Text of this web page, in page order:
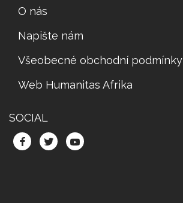
O nás
Napište nám
Všeobecné obchodní podmínky
Web Humanitas Afrika
SOCIAL
Facebook
TwitterYouTube